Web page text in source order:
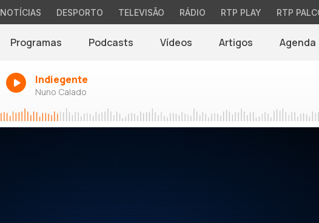
NOTÍCIAS DESPORTO TELEVISÃO RÁDIO RTP PLAY RTP
Programas Podcasts Vídeos Artigos Agenda
Indiegente
Nuno Calado